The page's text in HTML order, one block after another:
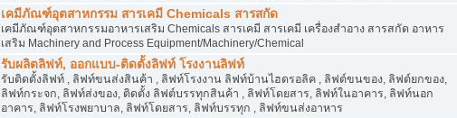
เคมีภัณฑ์อุตสาหกรรม สารเคมี Chemicals สารสกัด
เคมีภัณฑ์อุตสาหกรรมอาหารเสริม Chemicals สารเคมี สารเคมี เครื่องสำอาง สารสกัด อาหาร
เสริม Machinery and Process Equipment/Machinery/Chemical
รับผลิตลิฟท์, ออกแบบ-ติดตั้งลิฟท์ โรงงานลิฟท์
รับติดตั้งลิฟท์ , ลิฟท์ขนส่งสินค้า , ลิฟท์โรงงาน ลิฟท์บ้านไฮดรอลิค , ลิฟต์ขนของ, ลิฟต์ยกของ,
ลิฟท์กระจก, ลิฟท์ส่งของ, ติดตั้ง ลิฟต์บรรทุกสินค้า , ลิฟท์โดยสาร, ลิฟท์ในอาคาร, ลิฟท์นอก
อาคาร, ลิฟท์โรงพยาบาล, ลิฟท์โดยสาร, ลิฟท์บรรทุก , ลิฟท์ขนส่งอาหาร